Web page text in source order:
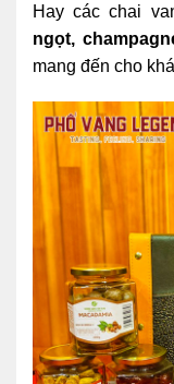
Hay các chai
ngọt,
mang đến cho